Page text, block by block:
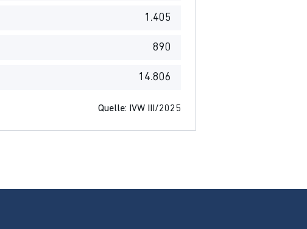
1.405
890
14.806
Quelle: IVW III/2025